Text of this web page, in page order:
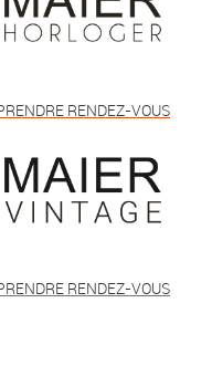
RENDEZ-VOUS
RENDEZ-VOUS